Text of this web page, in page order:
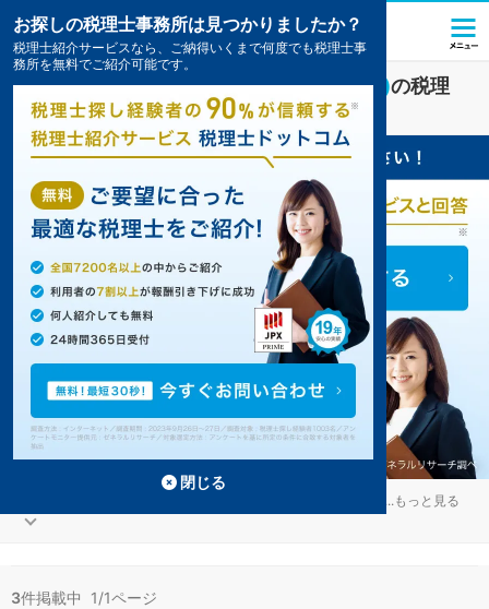
一般社団法人業界に強い八王子市(東京都)の税理
士・会計事務所の一覧3件掲載中
...もっと見る
3件掲載中 1/1ページ
お探しの税理士事務所は見つかりましたか？
税理士紹介サービスなら、ご納得いくまで何度でも税理士事
務所を無料でご紹介可能です。
閉じる